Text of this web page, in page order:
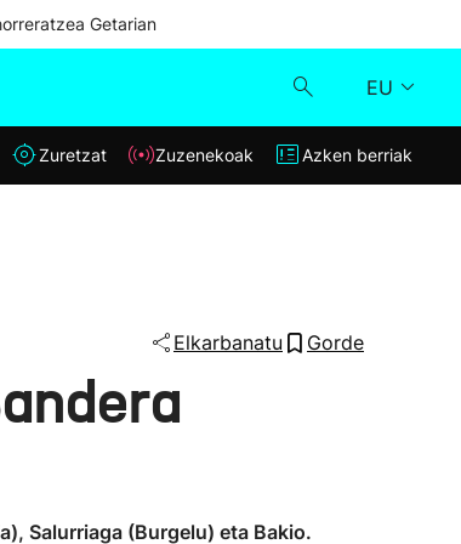
Getarian
EU
Klisk
Zuretzat Zuzenekoak Azken berriak
Elkarbanatu Gorde
Salurriaga (Burgelu) eta Bakio.